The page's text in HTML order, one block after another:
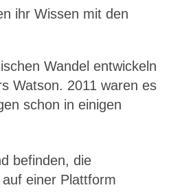
ihr Wissen mit den
Wandel entwickeln
Watson. 2011 waren es
schon in einigen
befinden, die
einer Plattform